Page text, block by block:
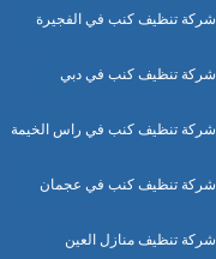
شركة تنظيف كنب في الفجيرة
شركة تنظيف كنب في دبي
شركة تنظيف كنب في راس الخيمة
شركة تنظيف كنب في عجمان
شركة تنظيف منازل العين